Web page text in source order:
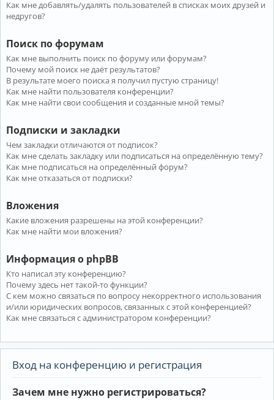
Как мне добавлять/удалять пользователей в списках моих друзей и
недругов?
Поиск по форумам
Как мне выполнить поиск по форуму или форумам?
Почему мой поиск не даёт результатов?
В результате моего поиска я получил пустую страницу!
Как мне найти пользователя конференции?
Как мне найти свои сообщения и созданные мной темы?
Подписки и закладки
Чем закладки отличаются от подписок?
Как мне сделать закладку или подписаться на определённую тему?
Как мне подписаться на определённый форум?
Как мне отказаться от подписки?
Вложения
Какие вложения разрешены на этой конференции?
Как мне найти мои вложения?
Информация о phpBB
Кто написал эту конференцию?
Почему здесь нет такой-то функции?
С кем можно связаться по вопросу некорректного использования
и/или юридических вопросов, связанных с этой конференцией?
Как мне связаться с администратором конференции?
Вход на конференцию и регистрация
Зачем мне нужно регистрироваться?